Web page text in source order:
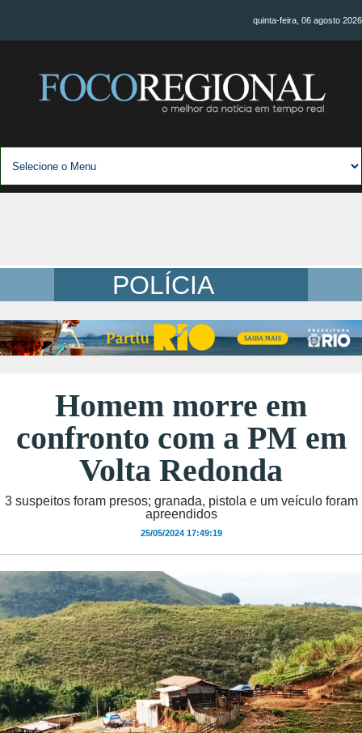
quinta-feira, 06 agosto 2026
POLÍCIA
Homem morre em
confronto com a PM em
Volta Redonda
3 suspeitos foram presos; granada, pistola e um veículo foram
apreendidos
25/05/2024 17:49:19